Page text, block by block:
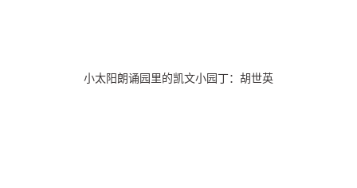
小太阳朗诵园里的凯文小园丁：胡世英